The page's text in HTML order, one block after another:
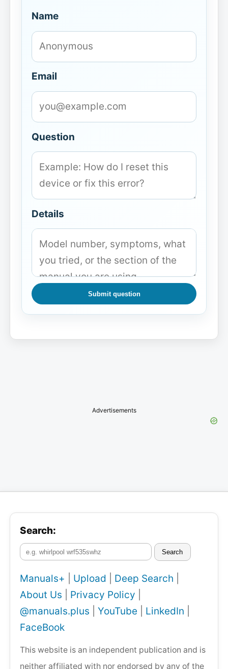
Name
Email
Question
Details
Submit question
Advertisements
Search:
Search
Manuals+ Upload Deep Search
About Us
Privacy Policy
@manuals.plus
YouTube LinkedIn
FaceBook
This website is an independent publication and is
neither affiliated with nor endorsed by any of the